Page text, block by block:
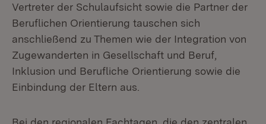
Vertreter der Schulaufsicht sowie die Partner der
Beruflichen Orientierung tauschen sich
anschließend zu Themen wie der Integration von
Zugewanderten in Gesellschaft und Beruf,
Inklusion und Berufliche Orientierung sowie die
Einbindung der Eltern aus.